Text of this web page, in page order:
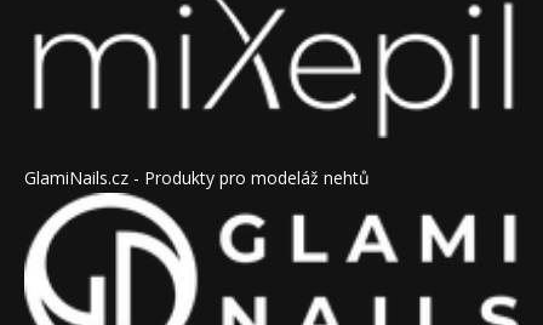
GlamiNails.cz - Produkty pro modeláž nehtů